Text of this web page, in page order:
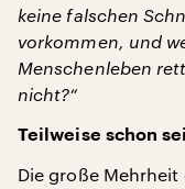
keine falschen
vorkommen, und
Menschenleben
nicht?“
Teilweise schon
Die große